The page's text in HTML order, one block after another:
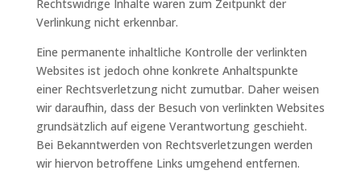
Rechtswidrige Inhalte waren zum Zeitpunkt der
Verlinkung nicht erkennbar.
Eine permanente inhaltliche Kontrolle der verlinkten
Websites ist jedoch ohne konkrete Anhaltspunkte
einer Rechtsverletzung nicht zumutbar. Daher weisen
wir daraufhin, dass der Besuch von verlinkten Websites
grundsätzlich auf eigene Verantwortung geschieht.
Bei Bekanntwerden von Rechtsverletzungen werden
wir hiervon betroffene Links umgehend entfernen.